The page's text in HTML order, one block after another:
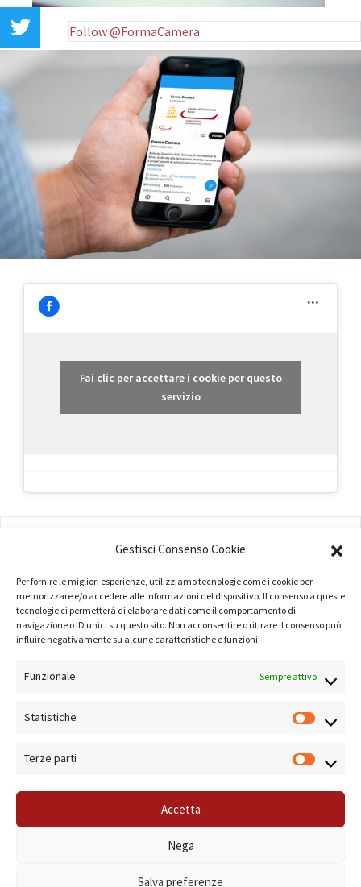
Gestisci Consenso Cookie
Per fornire le migliori esperienze, utilizziamo tecnologie come i cookie per
memorizzare e/o accedere alle informazioni del dispositivo. Il consenso a queste
tecnologie ci permetterà di elaborare dati come il comportamento di
navigazione o ID unici su questo sito. Non acconsentire o ritirare il consenso può
influire negativamente su alcune caratteristiche e funzioni.
Funzionale Sempre attivo
Statistiche
Terze parti
Accetta
Nega
Salva preferenze
Follow @FormaCamera
Fai clic per accettare i cookie per questo
servizio
TERMINI E CONDIZIONI
PRIVACY POLICY
Commercio di Roma Sistema di Gestione Qualità Certificato ISO 9001:2000